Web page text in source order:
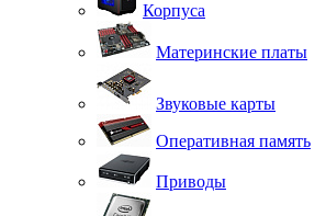
Корпуса
Материнские платы
Звуковые карты
Оперативная память
Приводы